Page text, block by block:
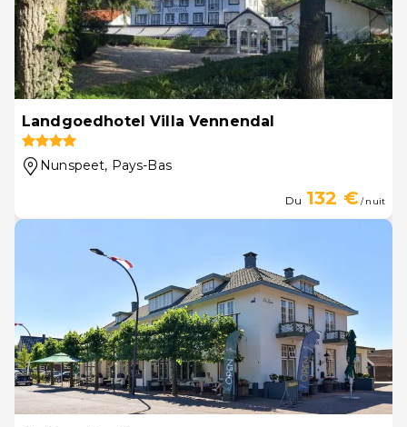
Landgoedhotel Villa Vennendal
Nunspeet, Pays-Bas
Du 132 €/ nuit